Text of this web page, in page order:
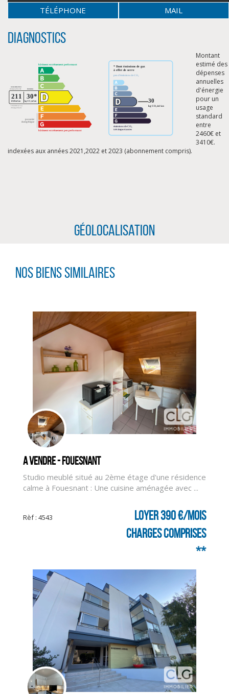
TÉLÉPHONE MAIL
Diagnostics
Montant
estimé des
dépenses
annuelles
d'énergie
pour un
usage
standard
entre
2460€ et
3410€.
indexées aux années 2021,2022 et 2023 (abonnement compris).
Géolocalisation
Nos biens similaires
A vendre - FOUESNANT
Studio meublé situé au 2ème étage d'une résidence
calme à Fouesnant : Une cuisine aménagée avec ...
Rèf : 4543
Loyer 390 €/mois
charges comprises
**